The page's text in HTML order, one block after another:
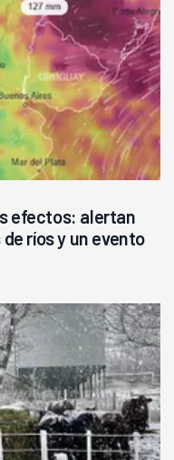
efectos: alertan
ríos y un evento